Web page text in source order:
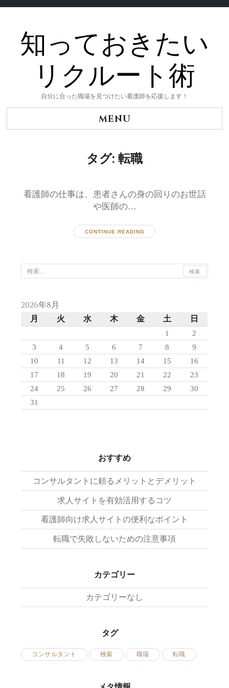
知っておきたい
リクルート術
自分に合った職場を見つけたい看護師を応援します！
MENU
タグ: 転職
看護師の仕事は、患者さんの身の回りのお世話
や医師の…
CONTINUE READING
索:
2026年8月
月
火 水 木 金 土 日
1
2
3
4 5 6 7 8
9
10
11 12 13 14 15
16
17
18 19 20 21 22
23
24
25 26 27 28 29
30
31
おすすめ
コンサルタントに頼るメリットとデメリット
求人サイトを有効活用するコツ
看護師向け求人サイトの便利なポイント
転職で失敗しないための注意事項
カテゴリー
カテゴリーなし
タグ
コンサルタント 検索 職場 転職